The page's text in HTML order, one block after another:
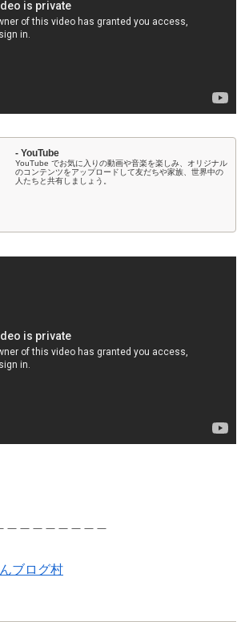
- YouTube
YouTube でお気に入りの動画や音楽を楽しみ、オリジナル
のコンテンツをアップロードして友だちや家族、世界中の
人たちと共有しましょう。
ブログ村